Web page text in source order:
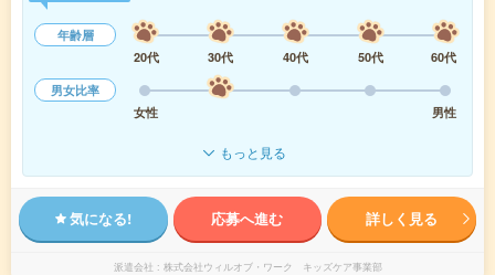
年齢層
20代
30代 40代 50代
60代
男女比率
女性
男性
もっと見る
気になる! 応募へ進む 詳しく見る
派遣会社 株式会社ウィルオブ・ワーク キッズケア事業部